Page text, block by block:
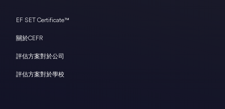
EF SET Certificate™
關於CEFR
評估方案對於公司
評估方案對於學校